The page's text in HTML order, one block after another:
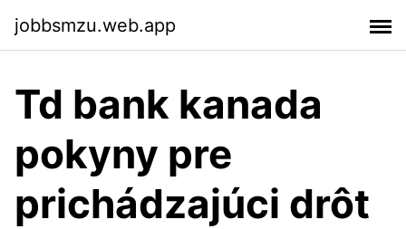
jobbsmzu.web.app
Td bank kanada
pokyny pre
prichádzajúci drôt